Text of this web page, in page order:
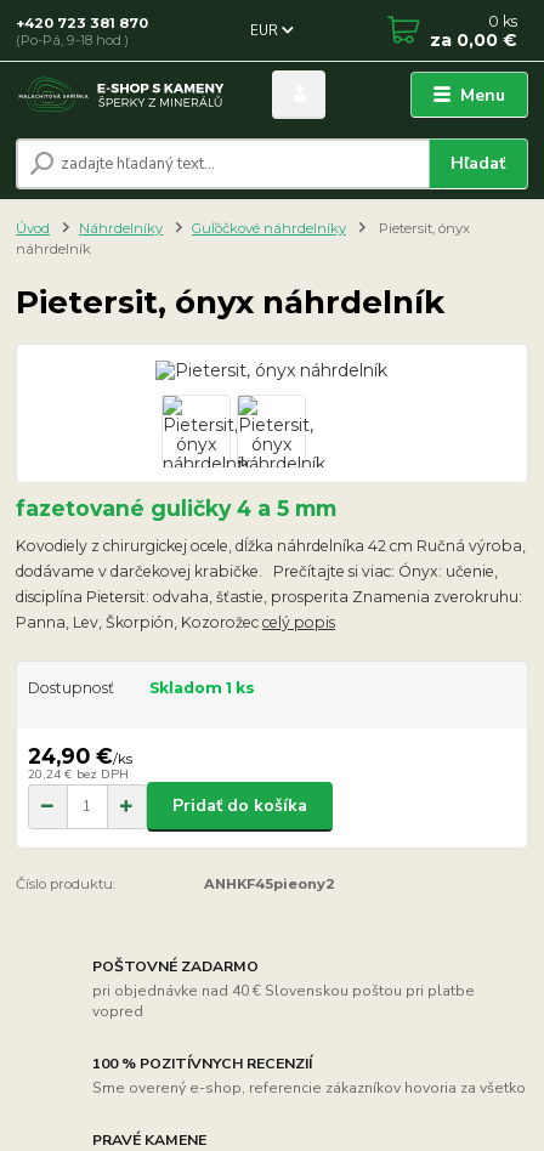
Menu
EUR
Hľadať
+420 723 381 870
(Po-Pá, 9-18 hod.)
0 ks
za 0,00 €
Úvod Náhrdelníky Guľôčkové náhrdelníky
Pietersit, ónyx
náhrdelník
Pietersit, ónyx náhrdelník
fazetované guličky 4 a 5 mm
Kovodiely z chirurgickej ocele, dĺžka náhrdelníka 42 cm Ručná výroba,
dodávame v darčekovej krabičke. Prečítajte si viac: Ónyx: učenie,
disciplína Pietersit: odvaha, šťastie, prosperita Znamenia zverokruhu:
Panna, Lev, Škorpión, Kozorožeccelý popis
Dostupnosť Skladom 1 ks
24,90 €/ks
20,24 € bez DPH
Pridať do košíka
Číslo produktu: ANHKF45pieony2
POŠTOVNÉ ZADARMO
pri objednávke nad 40 € Slovenskou poštou pri platbe
vopred
100 % POZITÍVNYCH RECENZIÍ
Sme overený e-shop, referencie zákazníkov hovoria za všetko
PRAVÉ KAMENE